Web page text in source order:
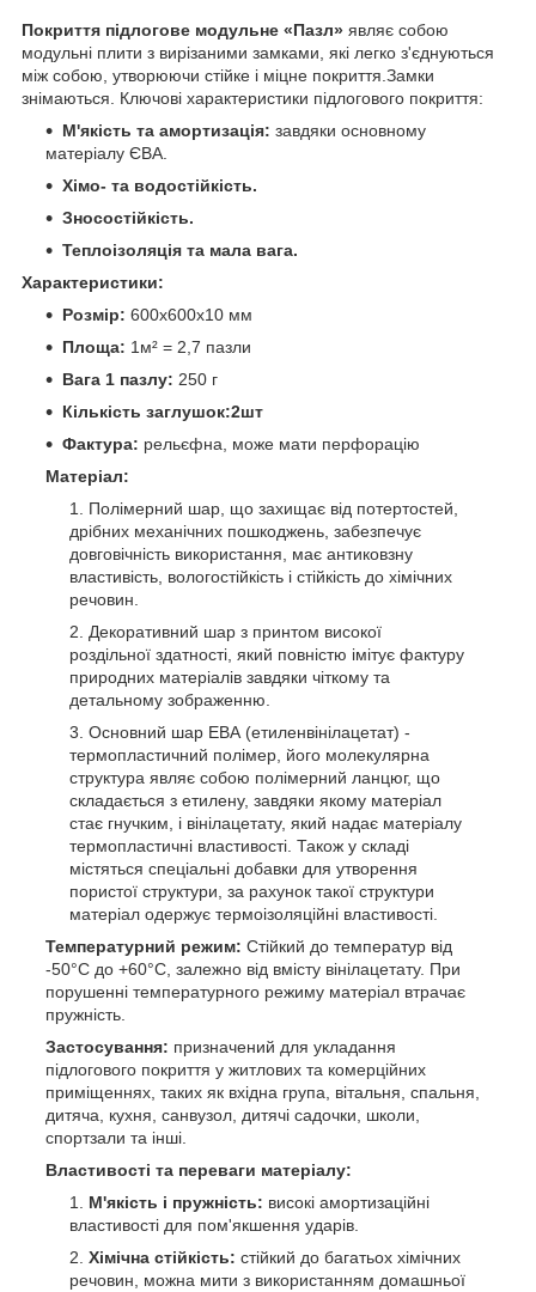
Покриття підлогове модульне «Пазл» являє собою
модульні плити з вирізаними замками, які легко з'єднуються
між собою, утворюючи стійке і міцне покриття.Замки
знімаються. Ключові характеристики підлогового покриття:
М'якість та амортизація: завдяки основному
матеріалу ЄВА.
Хімо- та водостійкість.
Зносостійкість.
Теплоізоляція та мала вага.
Характеристики:
Розмір: 600х600х10 мм
Площа: 1м² = 2,7 пазли
Вага 1 пазлу: 250 г
Кількість заглушок:2шт
Фактура: рельєфна, може мати перфорацію
Матеріал:
Полімерний шар, що захищає від потертостей,
дрібних механічних пошкоджень, забезпечує
довговічність використання, має антиковзну
властивість, вологостійкість і стійкість до хімічних
речовин.
Декоративний шар з принтом високої
роздільної здатності, який повністю імітує фактуру
природних матеріалів завдяки чіткому та
детальному зображенню.
Основний шар ЕВА (етиленвінілацетат) -
термопластичний полімер, його молекулярна
структура являє собою полімерний ланцюг, що
складається з етилену, завдяки якому матеріал
стає гнучким, і вінілацетату, який надає матеріалу
термопластичні властивості. Також у складі
містяться спеціальні добавки для утворення
пористої структури, за рахунок такої структури
матеріал одержує термоізоляційні властивості.
Температурний режим: Стійкий до температур від
-50°C до +60°C, залежно від вмісту вінілацетату. При
порушенні температурного режиму матеріал втрачає
пружність.
Застосування: призначений для укладання
підлогового покриття у житлових та комерційних
приміщеннях, таких як вхідна група, вітальня, спальня,
дитяча, кухня, санвузол, дитячі садочки, школи,
спортзали та інші.
Властивості та переваги матеріалу:
М'якість і пружність: високі амортизаційні
властивості для пом'якшення ударів.
Хімічна стійкість: стійкий до багатьох хімічних
речовин, можна мити з використанням домашньої